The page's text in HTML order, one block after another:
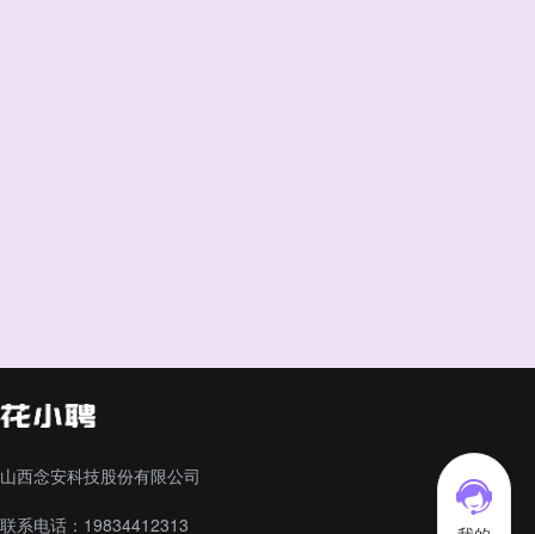
山西念安科技股份有限公司
联系电话：19834412313